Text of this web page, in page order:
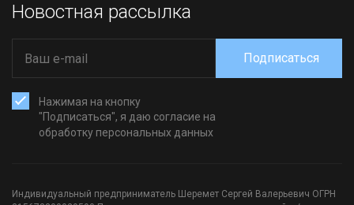
Новостная рассылка
Нажимая на кнопку
"Подписаться", я даю согласие на
обработку персональных данных
Подписаться
Индивидуальный предприниматель Шеремет Сергей Валерьевич ОГРН